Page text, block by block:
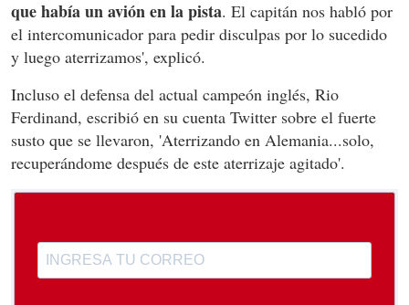
que había un avión en la pista. El capitán nos habló por
el intercomunicador para pedir disculpas por lo sucedido
y luego aterrizamos', explicó.
Incluso el defensa del actual campeón inglés, Rio
Ferdinand, escribió en su cuenta Twitter sobre el fuerte
susto que se llevaron, 'Aterrizando en Alemania...solo,
recuperándome después de este aterrizaje agitado'.